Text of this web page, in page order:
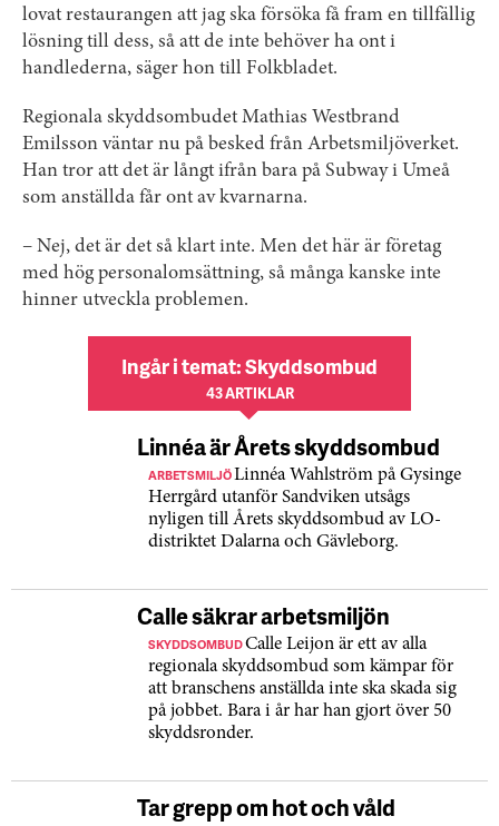
lovat restaurangen att jag ska försöka få fram en tillfällig
lösning till dess, så att de inte behöver ha ont i
handlederna, säger hon till Folkbladet.
Regionala skyddsombudet Mathias Westbrand
Emilsson väntar nu på besked från Arbetsmiljöverket.
Han tror att det är långt ifrån bara på Subway i Umeå
som anställda får ont av kvarnarna.
– Nej, det är det så klart inte. Men det här är företag
med hög personalomsättning, så många kanske inte
hinner utveckla problemen.
Ingår i temat: Skyddsombud
43 ARTIKLAR
Linnéa är Årets skyddsombud
ARBETSMILJÖLinnéa Wahlström på Gysinge
Herrgård utanför Sandviken utsågs
nyligen till Årets skyddsombud av LO-
distriktet Dalarna och Gävleborg.
Calle säkrar arbetsmiljön
SKYDDSOMBUDCalle Leijon är ett av alla
regionala skyddsombud som kämpar för
att branschens anställda inte ska skada sig
på jobbet. Bara i år har han gjort över 50
skyddsronder.
Tar grepp om hot och våld